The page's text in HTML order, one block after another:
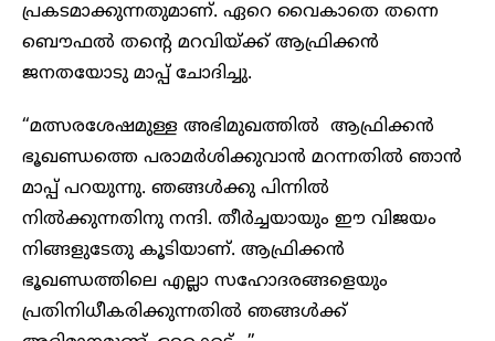
പ്രകടമാക്കുന്നതുമാണ്. ഏറെ വൈകാതെ തന്നെ
ബൌഫൽ തന്റെ മറവിയ്ക്ക് ആഫ്രിക്കൻ
ജനതയോടു മാപ്പ് ചോദിച്ചു.
“മത്സരശേഷമുള്ള അഭിമുഖത്തിൽ ആഫ്രിക്കൻ
ഭൂഖണ്ഡത്തെ പരാമർശിക്കുവാൻ മറന്നതിൽ ഞാൻ
മാപ്പ് പറയുന്നു. ഞങ്ങൾക്കു പിന്നിൽ
നിൽക്കുന്നതിനു നന്ദി. തീർച്ചയായും ഈ വിജയം
നിങ്ങളുടേതു കൂടിയാണ്. ആഫ്രിക്കൻ
ഭൂഖണ്ഡത്തിലെ എല്ലാ സഹോദരങ്ങളെയും
പ്രതിനിധീകരിക്കുന്നതിൽ ഞങ്ങൾക്ക്